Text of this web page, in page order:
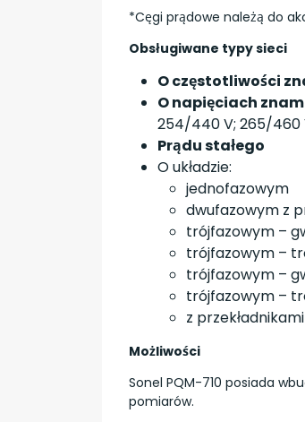
*Cęgi prądowe należą do
Obsługiwane typy sieci
O częstotliwości
O napięciach
254/440 V; 265/460
Prądu stałego
O układzie:
jednofazowym
dwufazowym z
trójfazowym –
trójfazowym –
trójfazowym –
trójfazowym –
z
Możliwości
Sonel PQM-710 posiada
pomiarów.